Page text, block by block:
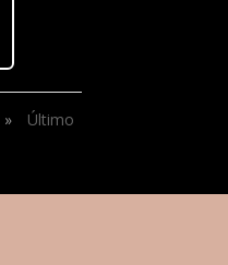
» Último